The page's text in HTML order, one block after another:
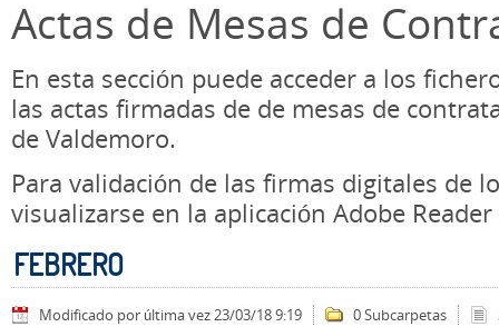
Actas de Mesas de
En esta sección puede acceder a los
las actas firmadas de de mesas de
de Valdemoro.
Para validación de las firmas digitales de
visualizarse en la aplicación Adobe Reader
FEBRERO
Modificado por última vez 23/03/18 9:19 0 Subcarpetas